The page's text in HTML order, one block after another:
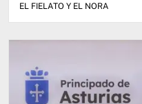
EL FIELATO Y EL NORA